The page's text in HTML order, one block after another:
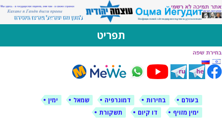
לימין עוצמה יהודית
אתר תמיכה ברוסית ובעברית
תפריט
דילוג
לתוכן
בעולם בחירות דמוגרפיה שמאל
ימין
ימין מזויף
דו קיום תשקורת